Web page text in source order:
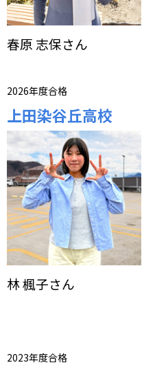
春原 志保さん
2026年度合格
上田染谷丘高校
林 楓子さん
2023年度合格